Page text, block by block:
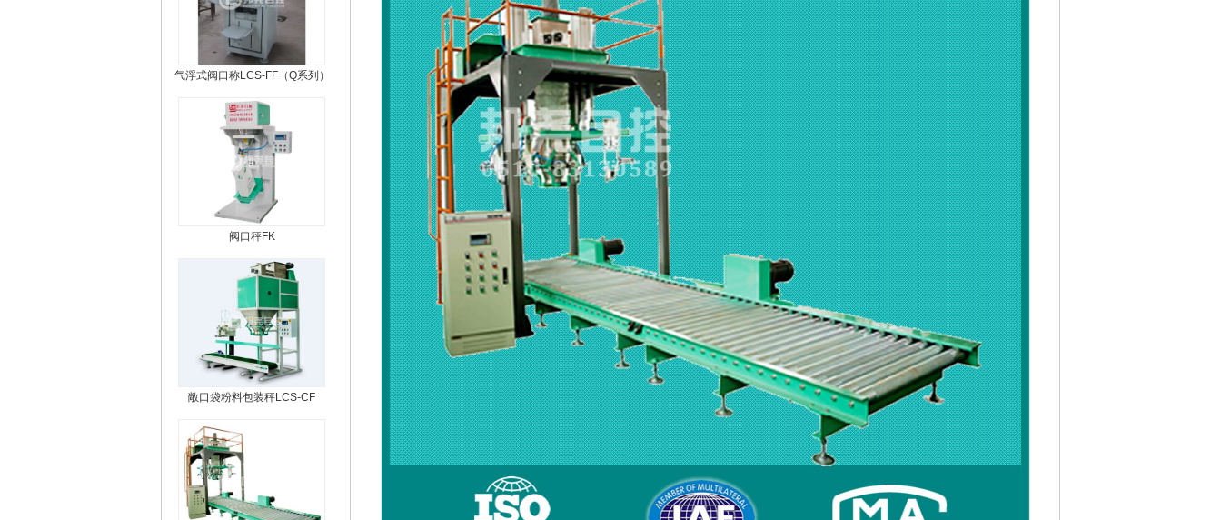
气浮式阀口称LCS-FF（Q系列）
阀口秤FK
敞口袋粉料包装秤LCS-CF